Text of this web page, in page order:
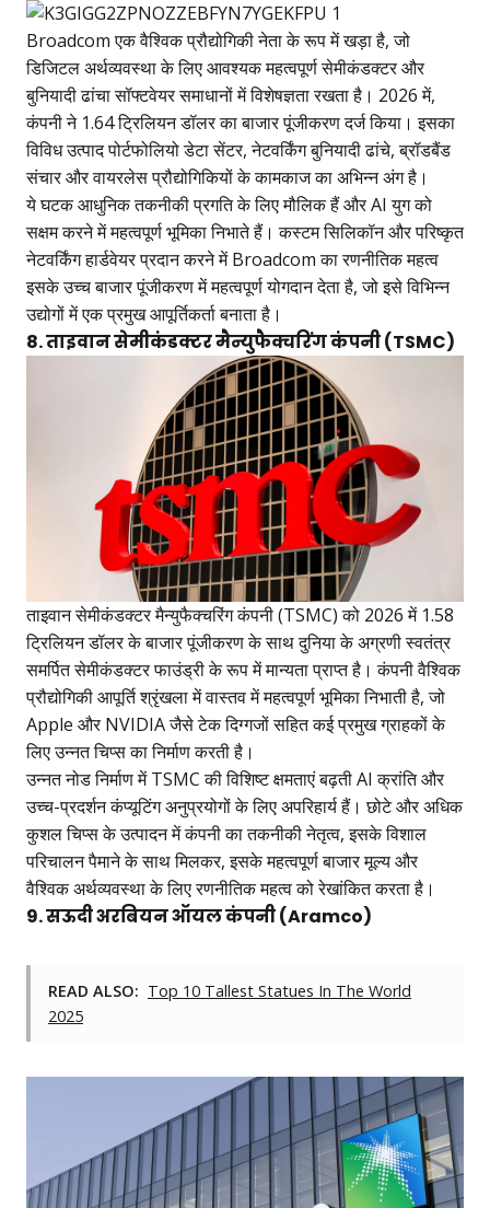
Broadcom एक वैश्विक प्रौद्योगिकी नेता के रूप में खड़ा है, जो
डिजिटल अर्थव्यवस्था के लिए आवश्यक महत्वपूर्ण सेमीकंडक्टर और
बुनियादी ढांचा सॉफ्टवेयर समाधानों में विशेषज्ञता रखता है। 2026 में,
कंपनी ने 1.64 ट्रिलियन डॉलर का बाजार पूंजीकरण दर्ज किया। इसका
विविध उत्पाद पोर्टफोलियो डेटा सेंटर, नेटवर्किंग बुनियादी ढांचे, ब्रॉडबैंड
संचार और वायरलेस प्रौद्योगिकियों के कामकाज का अभिन्न अंग है।
ये घटक आधुनिक तकनीकी प्रगति के लिए मौलिक हैं और AI युग को
सक्षम करने में महत्वपूर्ण भूमिका निभाते हैं। कस्टम सिलिकॉन और परिष्कृत
नेटवर्किंग हार्डवेयर प्रदान करने में Broadcom का रणनीतिक महत्व
इसके उच्च बाजार पूंजीकरण में महत्वपूर्ण योगदान देता है, जो इसे विभिन्न
उद्योगों में एक प्रमुख आपूर्तिकर्ता बनाता है।
8. ताइवान सेमीकंडक्टर मैन्युफैक्चरिंग कंपनी (TSMC)
ताइवान सेमीकंडक्टर मैन्युफैक्चरिंग कंपनी (TSMC) को 2026 में 1.58
ट्रिलियन डॉलर के बाजार पूंजीकरण के साथ दुनिया के अग्रणी स्वतंत्र
समर्पित सेमीकंडक्टर फाउंड्री के रूप में मान्यता प्राप्त है। कंपनी वैश्विक
प्रौद्योगिकी आपूर्ति श्रृंखला में वास्तव में महत्वपूर्ण भूमिका निभाती है, जो
Apple और NVIDIA जैसे टेक दिग्गजों सहित कई प्रमुख ग्राहकों के
लिए उन्नत चिप्स का निर्माण करती है।
उन्नत नोड निर्माण में TSMC की विशिष्ट क्षमताएं बढ़ती AI क्रांति और
उच्च-प्रदर्शन कंप्यूटिंग अनुप्रयोगों के लिए अपरिहार्य हैं। छोटे और अधिक
कुशल चिप्स के उत्पादन में कंपनी का तकनीकी नेतृत्व, इसके विशाल
परिचालन पैमाने के साथ मिलकर, इसके महत्वपूर्ण बाजार मूल्य और
वैश्विक अर्थव्यवस्था के लिए रणनीतिक महत्व को रेखांकित करता है।
9. सऊदी अरबियन ऑयल कंपनी (Aramco)
READ ALSO: Top 10 Tallest Statues In The World
2025